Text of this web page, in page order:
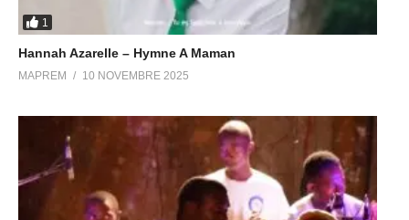
1
Hannah Azarelle – Hymne A Maman
MAPREM 10 NOVEMBRE 2025